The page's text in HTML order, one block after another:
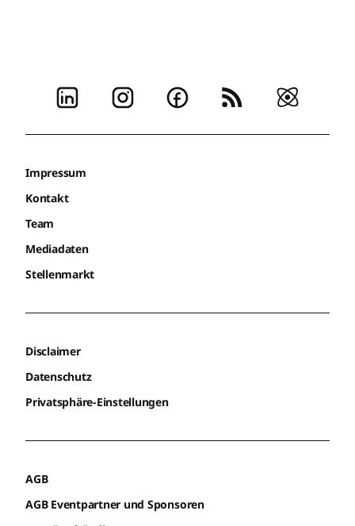
Impressum
Kontakt
Team
Mediadaten
Stellenmarkt
Disclaimer
Datenschutz
Privatsphäre-Einstellungen
AGB
AGB Eventpartner und Sponsoren